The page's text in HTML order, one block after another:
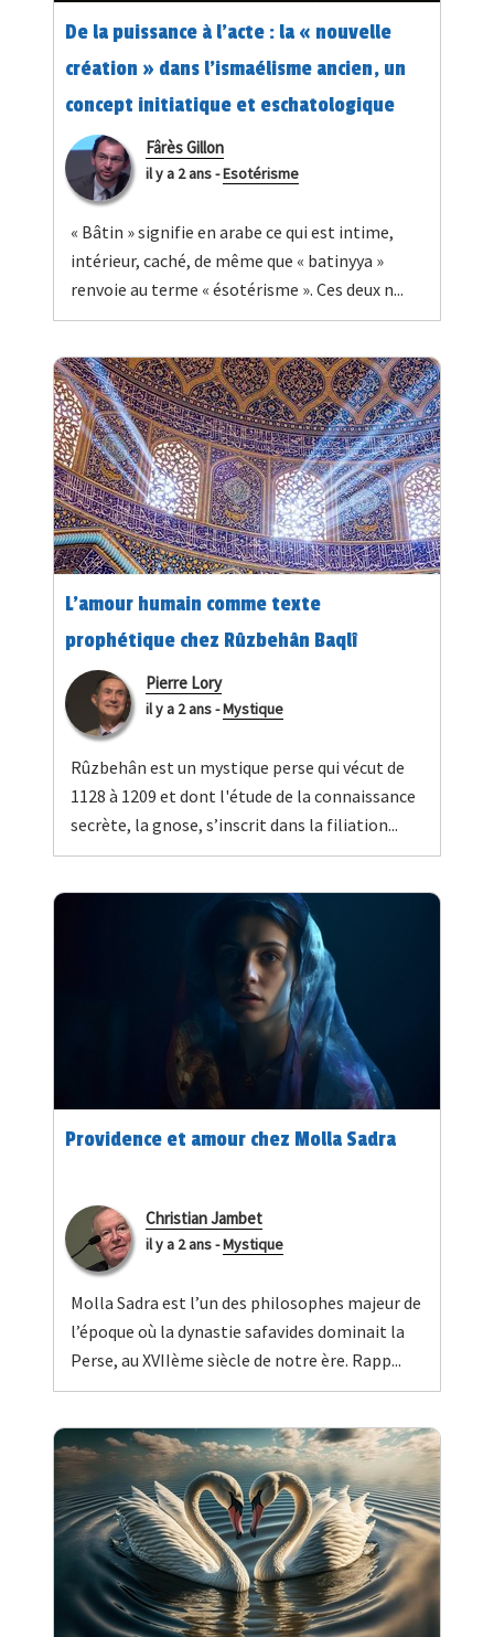
De la puissance à l'acte : la « nouvelle
création » dans l'ismaélisme ancien, un
concept initiatique et eschatologique
Fârès Gillon
il y a 2 ans-Esotérisme
« Bâtin » signifie en arabe ce qui est intime,
intérieur, caché, de même que « batinyya »
renvoie au terme « ésotérisme ». Ces deux n...
L’amour humain comme texte
prophétique chez Rûzbehân Baqlî
Pierre Lory
il y a 2 ans-Mystique
Rûzbehân est un mystique perse qui vécut de
1128 à 1209 et dont l'étude de la connaissance
secrète, la gnose, s’inscrit dans la filiation...
Providence et amour chez Molla Sadra
Christian Jambet
il y a 2 ans-Mystique
Molla Sadra est l’un des philosophes majeur de
l’époque où la dynastie safavides dominait la
Perse, au XVIIème siècle de notre ère. Rapp...